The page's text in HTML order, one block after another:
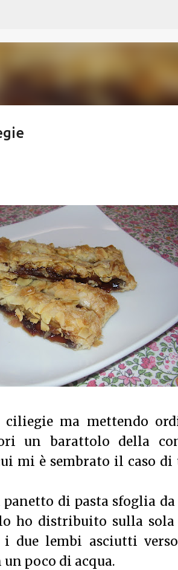
ma mettendo
un barattolo della
mi è sembrato il caso
di pasta sfoglia da
ho distribuito sulla
i due lembi asciutti
poco di acqua.